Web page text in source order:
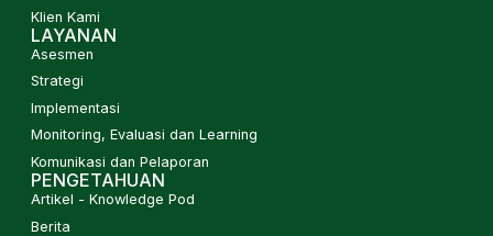
Klien Kami
LAYANAN
Asesmen
Strategi
Implementasi
Monitoring, Evaluasi dan Learning
Komunikasi dan Pelaporan
PENGETAHUAN
Artikel - Knowledge Pod
Berita